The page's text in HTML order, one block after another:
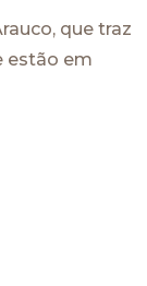
que traz
estão em